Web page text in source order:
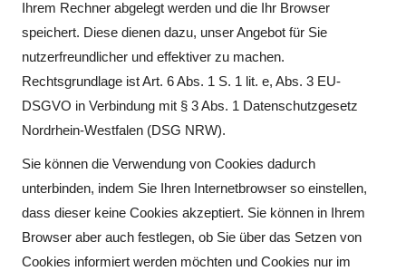
Ihrem Rechner abgelegt werden und die Ihr Browser
speichert. Diese dienen dazu, unser Angebot für Sie
nutzerfreundlicher und effektiver zu machen.
Rechtsgrundlage ist Art. 6 Abs. 1 S. 1 lit. e, Abs. 3 EU-
DSGVO in Verbindung mit § 3 Abs. 1 Datenschutzgesetz
Nordrhein-Westfalen (DSG NRW).
Sie können die Verwendung von Cookies dadurch
unterbinden, indem Sie Ihren Internetbrowser so einstellen,
dass dieser keine Cookies akzeptiert. Sie können in Ihrem
Browser aber auch festlegen, ob Sie über das Setzen von
Cookies informiert werden möchten und Cookies nur im